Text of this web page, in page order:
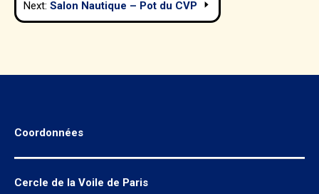
l’article
Next: Salon Nautique – Pot du CVP
Coordonnées
Cercle de la Voile de Paris